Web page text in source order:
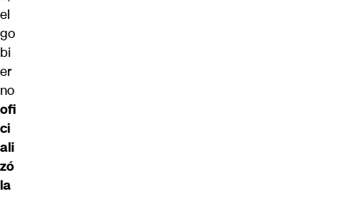
el
go
bi
er
no
ofi
ci
ali
zó
la